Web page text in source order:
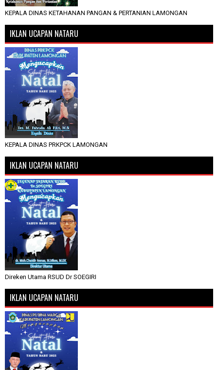
KEPALA DINAS KETAHANAN PANGAN & PERTANIAN LAMONGAN
IKLAN UCAPAN NATARU
KEPALA DINAS PRKPCK LAMONGAN
IKLAN UCAPAN NATARU
Direken Utama RSUD Dr SOEGIRI
IKLAN UCAPAN NATARU